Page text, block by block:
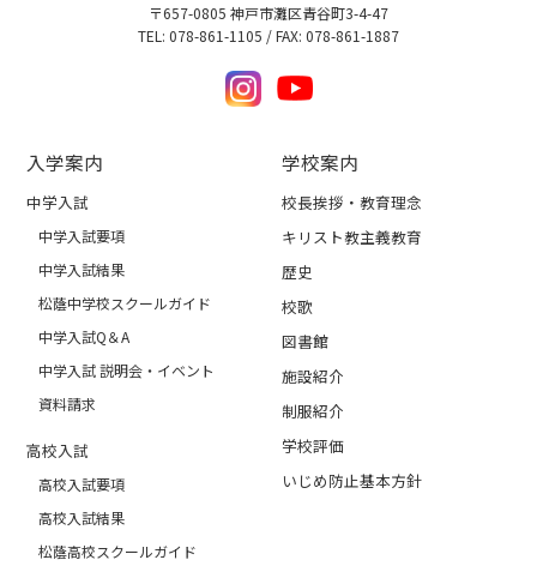
〒657-0805 神戸市灘区青谷町3-4-47
TEL: 078-861-1105 / FAX: 078-861-1887
入学案内
中学入試
中学入試要項
中学入試結果
松蔭中学校スクールガイド
中学入試Q＆A
中学入試 説明会・イベント
資料請求
高校入試
高校入試要項
高校入試結果
松蔭高校スクールガイド
学校案内
校長挨拶・教育理念
キリスト教主義教育
歴史
校歌
図書館
施設紹介
制服紹介
学校評価
いじめ防止基本方針